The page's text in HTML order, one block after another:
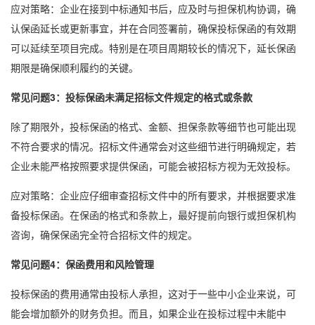
应对策略：企业在接到中标通知书后，应及时与担保机构协调，确
认保函延长或更新事宜，并在合同签署前，确保投标保函的有效期
可以延续至项目完成。特别是在项目周期较长的情况下，延长保函
期限是确保顺利履约的关键。
常见问题3：投标保函未满足招标文件规定的格式或条款
除了期限外，投标保函的格式、金额、担保条款等细节也可能出现
不符合要求的情况。招标文件通常会对这些细节进行明确规定，若
企业未能严格按照要求提供保函，可能会被招标方视为无效投标。
应对策略：企业应仔细审查招标文件中的所有要求，并根据要求准
备投标保函。在保函的格式和条款上，最好提前向银行或担保机构
咨询，确保保函完全符合招标文件的规定。
常见问题4：保函费用和风险管理
投标保函的费用通常由投标人承担，这对于一些中小企业来说，可
能会增加额外的财务负担。而且，如果企业在投标过程中未能中